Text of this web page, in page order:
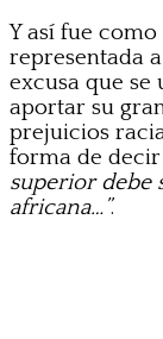
Y así fue
representada
excusa que se
aportar su
prejuicios
forma de decir
superior debe
africana…”.